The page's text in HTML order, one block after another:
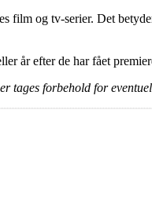
film og tv-serier. Det
år efter de har fået
tages forbehold for